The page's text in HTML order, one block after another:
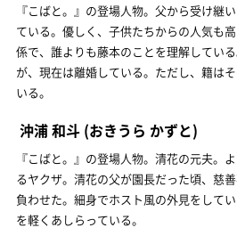
『こばと。』の登場人物。父から受け継
ている。優しく、子供たちからの人気も
係で、誰よりも藤本のことを理解してい
が、現在は離婚している。ただし、籍は
いる。
沖浦 和斗 (おきうら かずと)
『こばと。』の登場人物。清花の元夫。
るヤクザ。清花の父が園長だった頃、慈
負わせた。細身でホスト風の外見をして
を軽くあしらっている。